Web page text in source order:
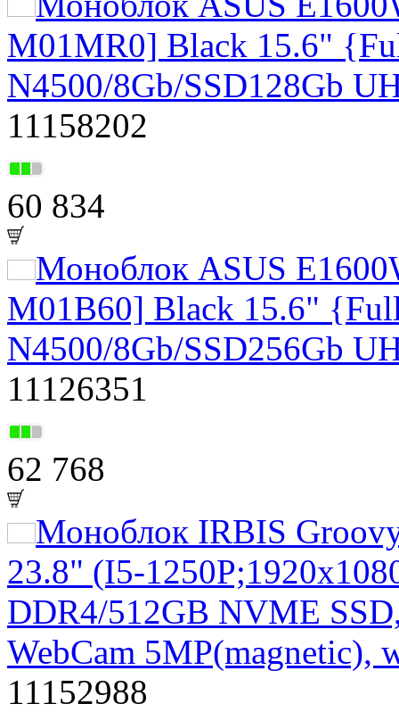
M01MR0] Black 15.6"
N4500/8Gb/SSD128Gb
11158202
60 834
Моноблок ASUS
M01B60] Black 15.6"
N4500/8Gb/SSD256Gb
11126351
62 768
Моноблок IRBIS
23.8" (I5-
DDR4/512GB NVME
WebCam 5MP(magnetic),
11152988